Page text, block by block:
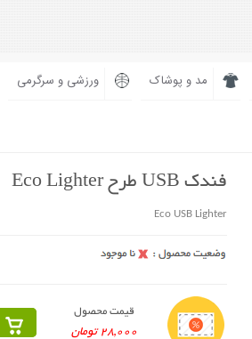
مد و پوشاک ورزشی و سرگرمی
فندک USB طرح Eco Lighter
Eco USB Lighter
قیمت محصول
28,000 تومان